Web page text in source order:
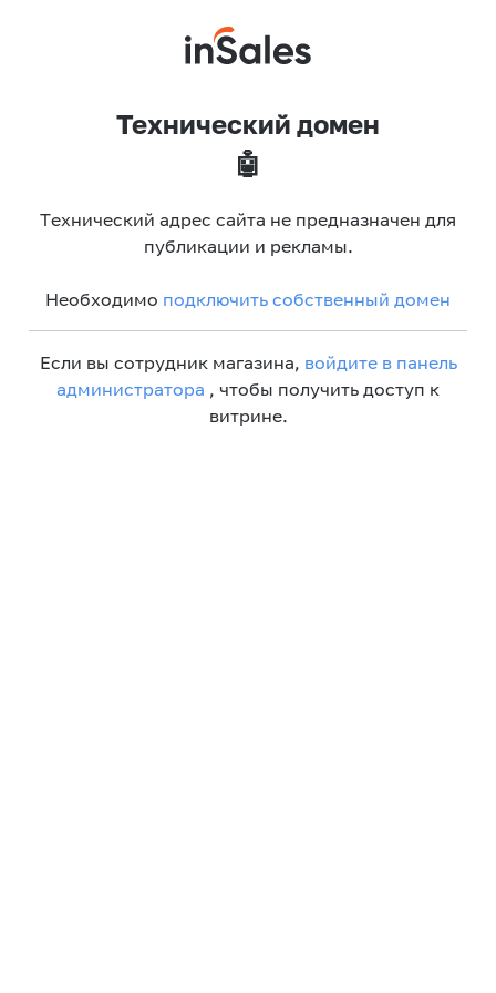
Технический домен
🤖
Технический адрес сайта не предназначен для
публикации и рекламы.
Необходимо подключить собственный домен
Если вы сотрудник магазина, войдите в панель
администратора , чтобы получить доступ к
витрине.